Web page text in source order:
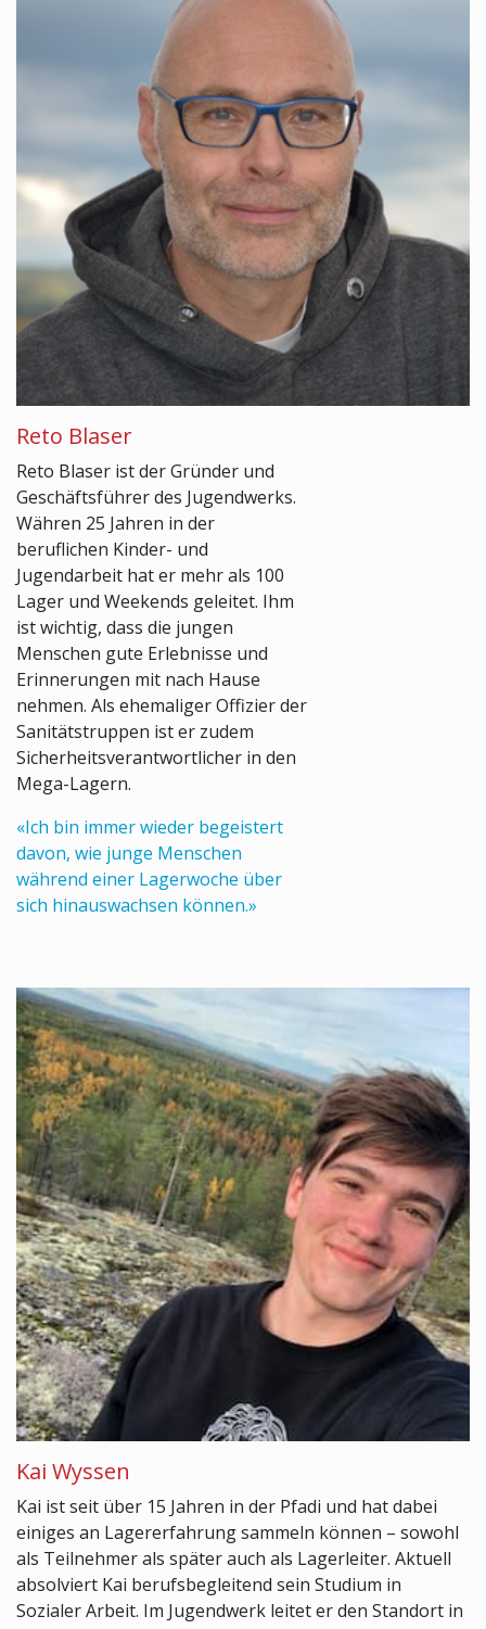
Reto Blaser
Reto Blaser ist der Gründer und
Geschäftsführer des Jugendwerks.
Währen 25 Jahren in der
beruflichen Kinder- und
Jugendarbeit hat er mehr als 100
Lager und Weekends geleitet. Ihm
ist wichtig, dass die jungen
Menschen gute Erlebnisse und
Erinnerungen mit nach Hause
nehmen. Als ehemaliger Offizier der
Sanitätstruppen ist er zudem
Sicherheitsverantwortlicher in den
Mega-Lagern.
«Ich bin immer wieder begeistert
davon, wie junge Menschen
während einer Lagerwoche über
sich hinauswachsen können.»
Kai Wyssen
Kai ist seit über 15 Jahren in der Pfadi und hat dabei
einiges an Lagererfahrung sammeln können – sowohl
als Teilnehmer als später auch als Lagerleiter. Aktuell
absolviert Kai berufsbegleitend sein Studium in
Sozialer Arbeit. Im Jugendwerk leitet er den Standort in